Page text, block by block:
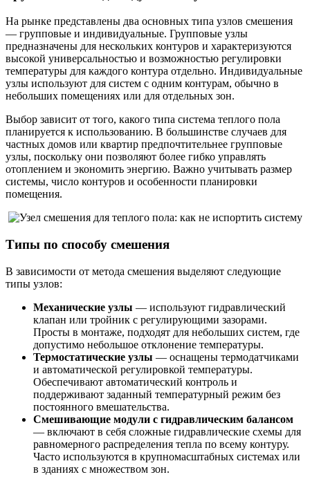
На рынке представлены два основных типа узлов смешения
— групповые и индивидуальные. Групповые узлы
предназначены для нескольких контуров и характеризуются
высокой универсальностью и возможностью регулировки
температуры для каждого контура отдельно. Индивидуальные
узлы используют для систем с одним контурам, обычно в
небольших помещениях или для отдельных зон.
Выбор зависит от того, какого типа система теплого пола
планируется к использованию. В большинстве случаев для
частных домов или квартир предпочтительнее групповые
узлы, поскольку они позволяют более гибко управлять
отоплением и экономить энергию. Важно учитывать размер
системы, число контуров и особенности планировки
помещения.
Типы по способу смешения
В зависимости от метода смешения выделяют следующие
типы узлов:
Механические узлы — используют гидравлический
клапан или тройник с регулирующими зазорами.
Просты в монтаже, подходят для небольших систем, где
допустимо небольшое отклонение температуры.
Термостатические узлы — оснащены термодатчиками
и автоматической регулировкой температуры.
Обеспечивают автоматический контроль и
поддерживают заданный температурный режим без
постоянного вмешательства.
Смешивающие модули с гидравлическим балансом
— включают в себя сложные гидравлические схемы для
равномерного распределения тепла по всему контуру.
Часто используются в крупномасштабных системах или
в зданиях с множеством зон.